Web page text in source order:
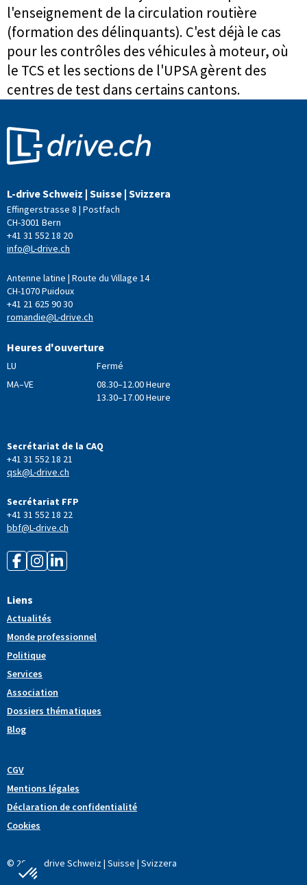
l'enseignement de la circulation routière
(formation des délinquants). C'est déjà le cas
pour les contrôles des véhicules à moteur, où
le TCS et les sections de l'UPSA gèrent des
centres de test dans certains cantons.
L-drive Schweiz | Suisse | Svizzera
Effingerstrasse 8 | Postfach
CH-3001 Bern
+41 31 552 18 20
info@L-drive.ch
Antenne latine | Route du Village 14
CH-1070 Puidoux
+41 21 625 90 30
romandie@L-drive.ch
Heures d'ouverture
LU
Fermé
MA–VE
08.30–12.00 Heure
13.30–17.00 Heure
Secrétariat de la CAQ
+41 31 552 18 21
qsk@L-drive.ch
Secrétariat FFP
+41 31 552 18 22
bbf@L-drive.ch
Liens
Actualités
Monde professionnel
Politique
Services
Association
Dossiers thématiques
Blog
CGV
Mentions légales
Déclaration de confidentialité
Cookies
© 2022 L-drive Schweiz | Suisse | Svizzera